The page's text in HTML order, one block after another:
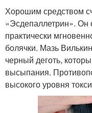
Хорошим средством
«Эсдепаллетрин». Он
практически
болячки. Мазь
черный деготь,
высыпания.
высокого уровня